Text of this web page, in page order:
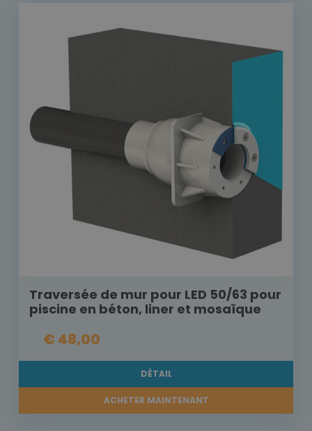
Traversée de mur pour LED 50/63 pour
piscine en béton, liner et mosaïque
€ 48,00
DÉTAIL
ACHETER MAINTENANT